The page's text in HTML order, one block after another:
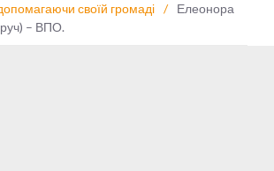
своїй громаді /
Елеонора
– ВПО.